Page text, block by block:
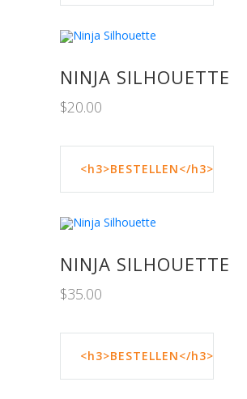
NINJA SILHOUETTE
$20.00
<h3>BESTELLEN</h3>
NINJA SILHOUETTE
$35.00
<h3>BESTELLEN</h3>